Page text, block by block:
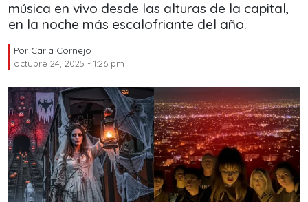
música en vivo desde las alturas de la capital,
en la noche más escalofriante del año.
Por Carla Cornejo
octubre 24, 2025 - 1:26 pm